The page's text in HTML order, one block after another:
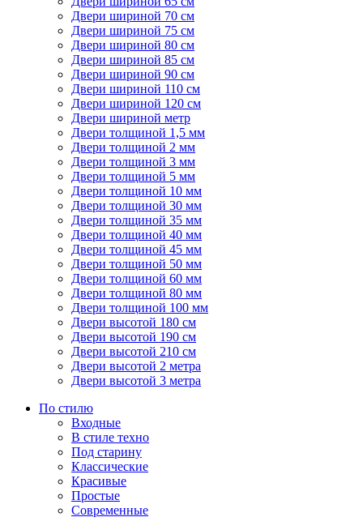
Двери шириной 70 см
Двери шириной 75 см
Двери шириной 80 см
Двери шириной 85 см
Двери шириной 90 см
Двери шириной 110 см
Двери шириной 120 см
Двери шириной метр
Двери толщиной 1,5 мм
Двери толщиной 2 мм
Двери толщиной 3 мм
Двери толщиной 5 мм
Двери толщиной 10 мм
Двери толщиной 30 мм
Двери толщиной 35 мм
Двери толщиной 40 мм
Двери толщиной 45 мм
Двери толщиной 50 мм
Двери толщиной 60 мм
Двери толщиной 80 мм
Двери толщиной 100 мм
Двери высотой 180 см
Двери высотой 190 см
Двери высотой 210 см
Двери высотой 2 метра
Двери высотой 3 метра
По стилю
Входные
В стиле техно
Под старину
Классические
Красивые
Простые
Современные